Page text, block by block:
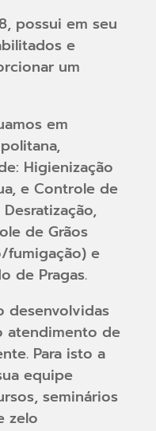
possui em seu
e
um
em
Higienização
e Controle de
de Grãos
fumigação) e
de Pragas.
desenvolvidas
atendimento de
Para isto a
equipe
seminários
zelo